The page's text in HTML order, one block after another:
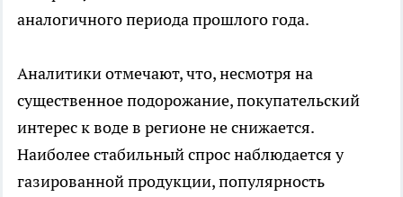
аналогичного периода прошлого года.
Аналитики отмечают, что, несмотря на
существенное подорожание, покупательский
интерес к воде в регионе не снижается.
Наиболее стабильный спрос наблюдается у
газированной продукции, популярность